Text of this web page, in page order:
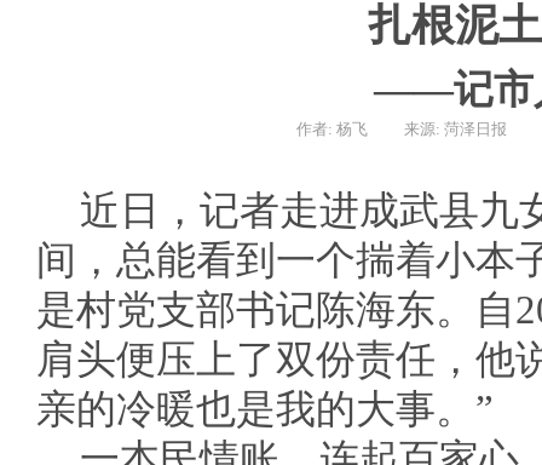
扎根泥
——记市
作者: 杨飞 来源: 菏泽日报
近日，记者走进成武县九
间，总能看到一个揣着小本
是村党支部书记陈海东。自
肩头便压上了双份责任，他
亲的冷暖也是我的大事。”